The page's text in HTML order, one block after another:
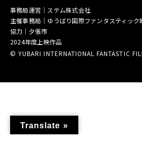
事務局運営｜ステム株式会社
主催事務局｜ゆうばり国際ファンタスティッ
協力｜夕張市
2024年度上映作品
© YUBARI INTERNATIONAL FANTASTIC
Translate »